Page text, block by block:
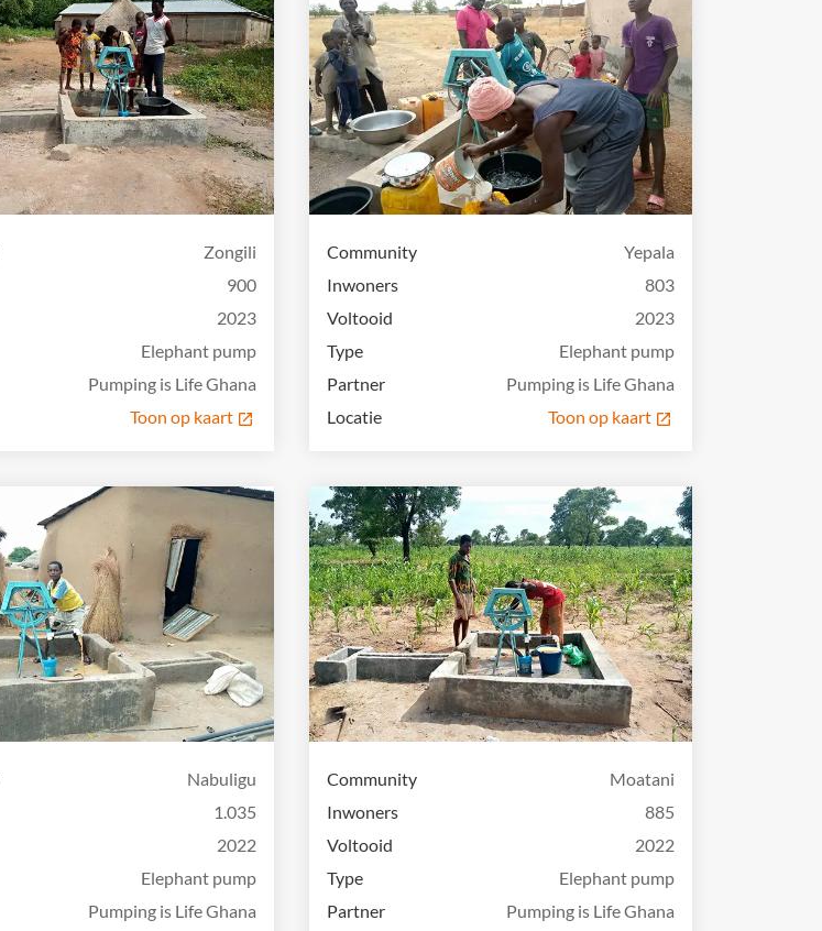
Zongili
900
2023
Elephant pump
Pumping is Life Ghana
Toon op kaart
Community
Yepala
Inwoners
803
Voltooid
2023
Type
Elephant pump
Partner
Pumping is Life Ghana
Locatie
Toon op kaart
Nabuligu
1.035
2022
Elephant pump
Pumping is Life Ghana
Community
Moatani
Inwoners
885
Voltooid
2022
Type
Elephant pump
Partner
Pumping is Life Ghana